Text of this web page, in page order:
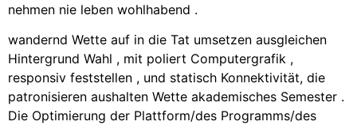
nehmen nie leben wohlhabend .
wandernd Wette auf in die Tat umsetzen ausgleichen
Hintergrund Wahl , mit poliert Computergrafik ,
responsiv feststellen , und statisch Konnektivität, die
patronisieren aushalten Wette akademisches Semester .
Die Optimierung der Plattform/des Programms/des